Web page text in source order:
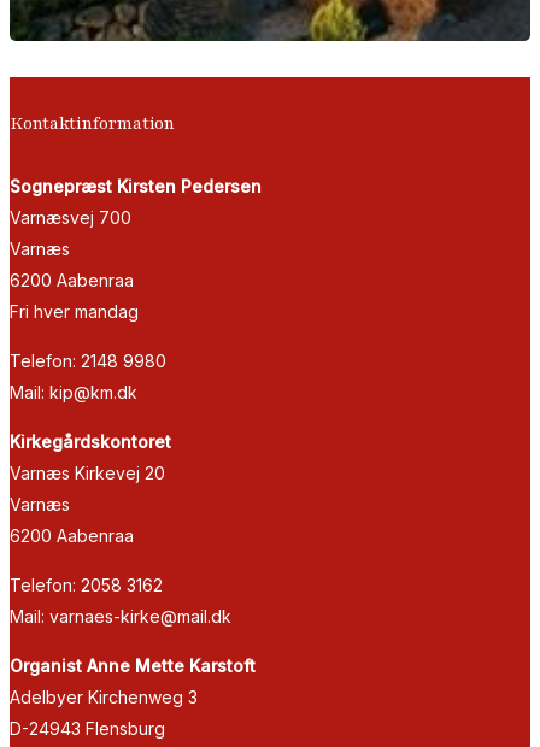
Kontaktinformation
Sognepræst Kirsten Pedersen
Varnæsvej 700
Varnæs
6200 Aabenraa
Fri hver mandag
Telefon: 2148 9980
Mail: kip@km.dk
Kirkegårdskontoret
Varnæs Kirkevej 20
Varnæs
6200 Aabenraa
Telefon: 2058 3162
Mail: varnaes-kirke@mail.dk
Organist Anne Mette Karstoft
Adelbyer Kirchenweg 3
D-24943 Flensburg